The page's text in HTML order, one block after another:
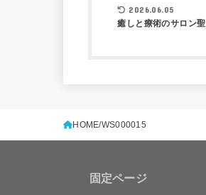
2026.06.05
癒しと療術のサロン聖
HOME WS000015
固定ページ